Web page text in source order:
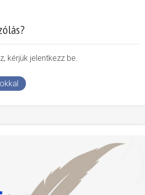
kérjük jelentkezz be.